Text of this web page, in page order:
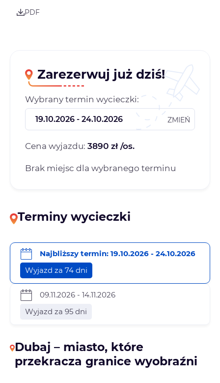
PDF
Zarezerwuj już dziś!
Wybrany termin wycieczki:
ZMIEŃ
Cena wyjazdu: 3890 zł /os.
Brak miejsc dla wybranego terminu
Terminy wycieczki
Najbliższy termin: 19.10.2026 - 24.10.2026
Wyjazd za 74 dni
09.11.2026 - 14.11.2026
Wyjazd za 95 dni
Dubaj – miasto, które
przekracza granice wyobraźni